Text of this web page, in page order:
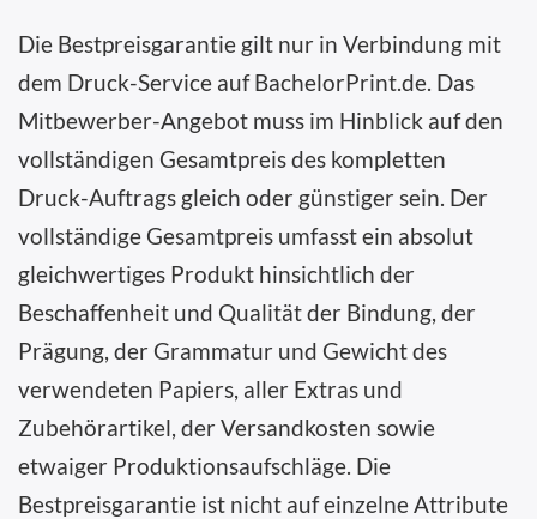
Die Bestpreisgarantie gilt nur in Verbindung mit
dem Druck-Service auf BachelorPrint.de. Das
Mitbewerber-Angebot muss im Hinblick auf den
vollständigen Gesamtpreis des kompletten
Druck-Auftrags gleich oder günstiger sein. Der
vollständige Gesamtpreis umfasst ein absolut
gleichwertiges Produkt hinsichtlich der
Beschaffenheit und Qualität der Bindung, der
Prägung, der Grammatur und Gewicht des
verwendeten Papiers, aller Extras und
Zubehörartikel, der Versandkosten sowie
etwaiger Produktionsaufschläge. Die
Bestpreisgarantie ist nicht auf einzelne Attribute